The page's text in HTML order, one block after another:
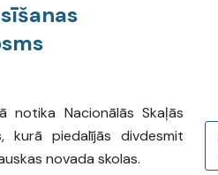
notika Nacionālās Skaļās
kurā piedalījās divdesmit
novada skolas.